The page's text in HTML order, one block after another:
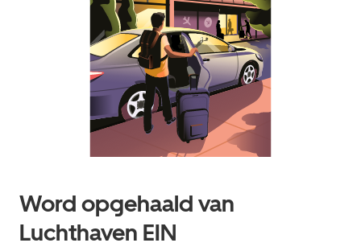
om
de
agenda
te
Word opgehaald van
Luchthaven EIN